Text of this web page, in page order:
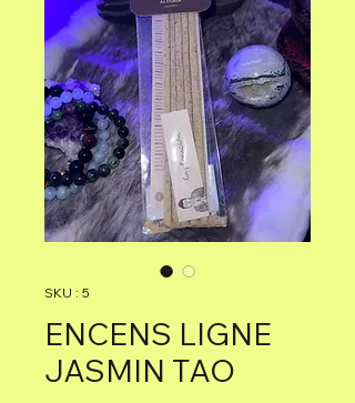
SKU : 5
ENCENS LIGNE
JASMIN TAO